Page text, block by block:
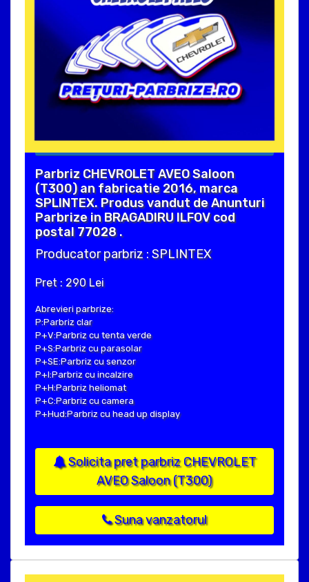
Parbriz CHEVROLET AVEO Saloon
(T300) an fabricatie 2016, marca
SPLINTEX. Produs vandut de Anunturi
Parbrize in BRAGADIRU ILFOV cod
postal 77028 .
Producator parbriz : SPLINTEX
Pret : 290 Lei
Abrevieri parbrize:
P:Parbriz clar
P+V:Parbriz cu tenta verde
P+S:Parbriz cu parasolar
P+SE:Parbriz cu senzor
P+I:Parbriz cu incalzire
P+H:Parbriz heliomat
P+C:Parbriz cu camera
P+Hud:Parbriz cu head up display
Solicita pret parbriz CHEVROLET
AVEO Saloon (T300)
Suna vanzatorul